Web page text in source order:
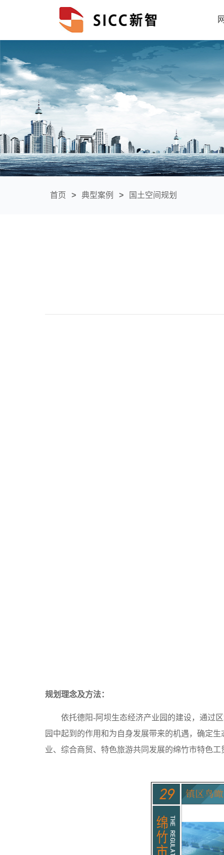
首页 > 典型案例 > 国土空间规划
规划理念及方法：
依托德阳-阿坝生态经济产业园的建设，通过
园中起到的作用和为自身发展带来的机遇，确定
业、综合商贸、特色旅游共同发展的绵竹市特色工